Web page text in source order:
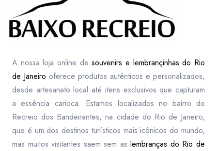
A nossa loja online desouvenirs e lembrançinhas do Rio
de Janeiro oferece produtos autênticos e personalizados,
desde artesanato local até itens exclusivos que capturam
a essência carioca. Estamos localizados no bairro do
Recreio dos Bandeirantes, na cidade do Rio de Janeiro,
que é um dos destinos turísticos mais icônicos do mundo,
mas muitos visitantes saem sem aslembranças do Rio de